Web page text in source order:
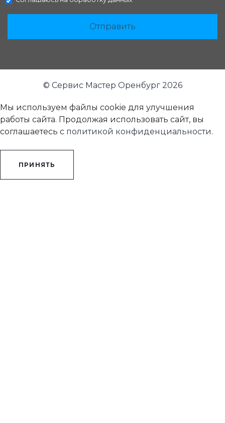
Отправить
© Сервис Мастер Оренбург 2026
Мы используем файлы cookie для улучшения
работы сайта. Продолжая использовать сайт, вы
соглашаетесь с политикой конфиденциальности.
ПРИНЯТЬ